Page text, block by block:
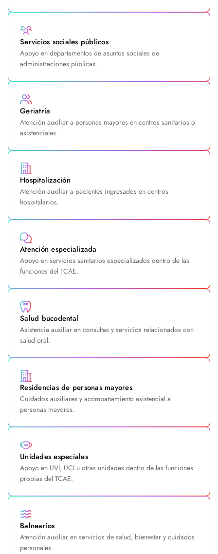
Servicios sociales públicos
Apoyo en departamentos de asuntos sociales de
administraciones públicas.
Geriatría
Atención auxiliar a personas mayores en centros sanitarios o
asistenciales.
Hospitalización
Atención auxiliar a pacientes ingresados en centros
hospitalarios.
Atención especializada
Apoyo en servicios sanitarios especializados dentro de las
funciones del TCAE.
Salud bucodental
Asistencia auxiliar en consultas y servicios relacionados con
salud oral.
Residencias de personas mayores
Cuidados auxiliares y acompañamiento asistencial a
personas mayores.
Unidades especiales
Apoyo en UVI, UCI u otras unidades dentro de las funciones
propias del TCAE.
Balnearios
Atención auxiliar en servicios de salud, bienestar y cuidados
personales.